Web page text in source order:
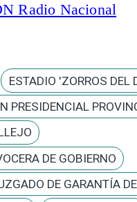
Radio Nacional
ESTADIO 'ZORROS DEL
PRESIDENCIAL
DE GOBIERNO
DE GARANTÍA